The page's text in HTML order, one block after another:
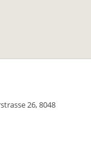
26, 8048